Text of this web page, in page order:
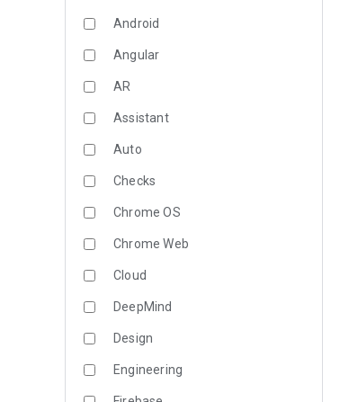
Android
Angular
AR
Assistant
Auto
Checks
Chrome OS
Chrome Web
Cloud
DeepMind
Design
Engineering